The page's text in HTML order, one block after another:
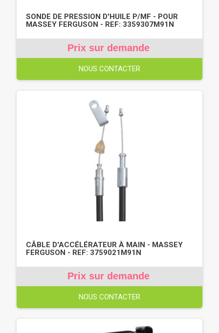
SONDE DE PRESSION D'HUILE P/MF - POUR
MASSEY FERGUSON - REF: 3359307M91N
Prix sur demande
NOUS CONTACTER
CÂBLE D'ACCÉLÉRATEUR À MAIN - MASSEY
FERGUSON - REF: 3759021M91N
Prix sur demande
NOUS CONTACTER